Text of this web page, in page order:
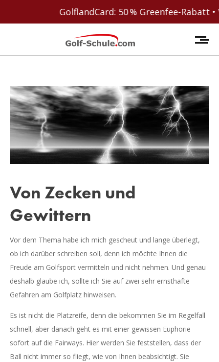
GolflandCard: 50 % Greenfee-Rabatt •
Von Zecken und
Gewittern
Vor dem Thema habe ich mich gescheut und lange überlegt,
ob ich darüber schreiben soll, denn ich möchte Ihnen die
Freude am Golfsport vermitteln und nicht nehmen. Und genau
deshalb glaube ich, sollte ich Sie auf zwei sehr ernsthafte
Gefahren am Golfplatz hinweisen.
Es ist nicht die Platzreife, denn die bekommen Sie im Regelfall
schnell, aber danach geht es mit einer gewissen Euphorie
sofort auf die Fairways. Hier werden Sie feststellen, dass der
Ball nicht immer so fliegt, wie von Ihnen beabsichtigt. Sie